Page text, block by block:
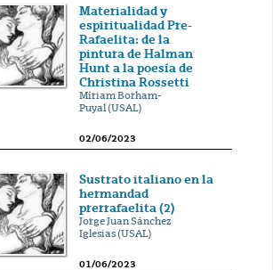
Materialidad y
espiritualidad Pre-
Rafaelita: de la
pintura de Halman
Hunt a la poesía de
Christina Rossetti
Míriam Borham-
Puyal (USAL)
02/06/2023
Sustrato italiano en la
hermandad
prerrafaelita (2)
Jorge Juan Sánchez
Iglesias (USAL)
01/06/2023